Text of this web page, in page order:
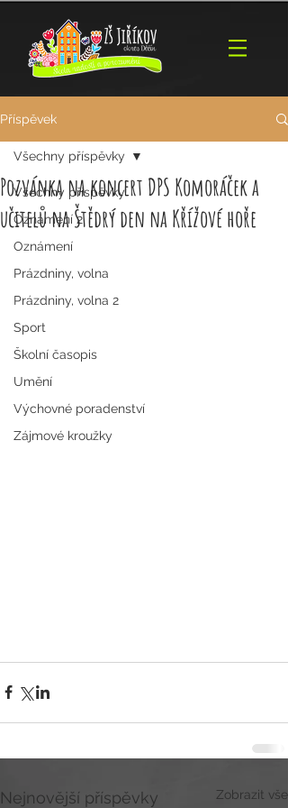
Příspěvek
Všechny příspěvky
Oznámení 2
Oznámení
Prázdniny, volna
Prázdniny, volna 2
Sport
Školní časopis
Umění
Výchovné poradenství
Zájmové kroužky
Všechny příspěvky
Pozvánka na koncert DPS Komoráček a
učitelů na Štědrý den na Křížové hoře
Nejnovější příspěvky Zobrazit vše